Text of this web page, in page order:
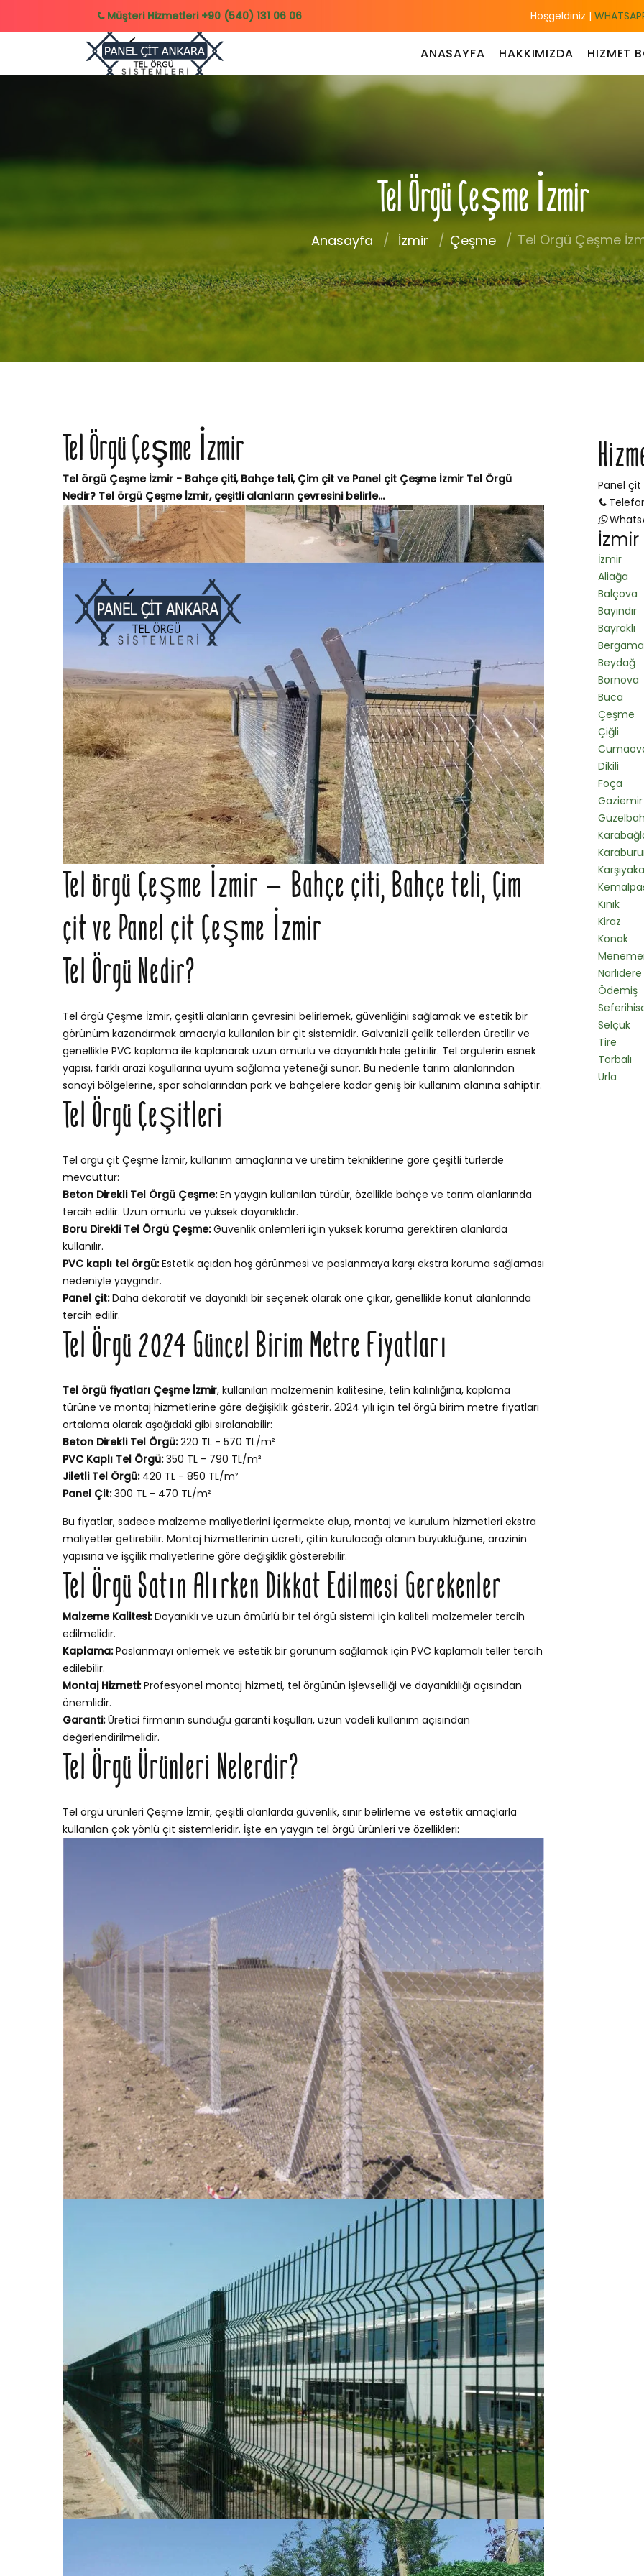
Müşteri Hizmetleri +90 (540) 131 06 06 Hoşgeldiniz |
ANASAYFA HAKKIMIZDA HIZMET
Tel Örgü Çeşme İzmir
Anasayfa İzmir Çeşme Tel Örgü Çeşme
Panel çit
İzmir
İzmir
Aliağa
Balçova
Bayındır
Bayraklı
Bergama
Beydağ
Bornova
Buca
Çeşme
Çiğli
Dikili
Foça
Gaziemir
Karşıyaka
Kınık
Kiraz
Konak
Narlıdere
Ödemiş
Selçuk
Tire
Torbalı
Urla
Tel Örgü Çeşme İzmir
Tel örgü Çeşme İzmir - Bahçe çiti, Bahçe teli, Çim çit ve Panel çit Çeşme İzmir Tel Örgü
Nedir? Tel örgü Çeşme İzmir, çeşitli alanların çevresini belirle...
Tel örgü Çeşme İzmir – Bahçe çiti, Bahçe teli, Çim
çit ve Panel çit Çeşme İzmir
Tel Örgü Nedir?
Tel örgü Çeşme İzmir, çeşitli alanların çevresini belirlemek, güvenliğini sağlamak ve estetik bir
görünüm kazandırmak amacıyla kullanılan bir çit sistemidir. Galvanizli çelik tellerden üretilir ve
genellikle PVC kaplama ile kaplanarak uzun ömürlü ve dayanıklı hale getirilir. Tel örgülerin esnek
yapısı, farklı arazi koşullarına uyum sağlama yeteneği sunar. Bu nedenle tarım alanlarından
sanayi bölgelerine, spor sahalarından park ve bahçelere kadar geniş bir kullanım alanına sahiptir.
Tel Örgü Çeşitleri
Tel örgü çit Çeşme İzmir, kullanım amaçlarına ve üretim tekniklerine göre çeşitli türlerde
mevcuttur:
Beton Direkli Tel Örgü Çeşme:En yaygın kullanılan türdür, özellikle bahçe ve tarım alanlarında
tercih edilir. Uzun ömürlü ve yüksek dayanıklıdır.
Boru Direkli Tel Örgü Çeşme:Güvenlik önlemleri için yüksek koruma gerektiren alanlarda
kullanılır.
PVC kaplı tel örgü:Estetik açıdan hoş görünmesi ve paslanmaya karşı ekstra koruma sağlaması
nedeniyle yaygındır.
Panel çit:Daha dekoratif ve dayanıklı bir seçenek olarak öne çıkar, genellikle konut alanlarında
tercih edilir.
Tel Örgü 2024 Güncel Birim Metre Fiyatları
Tel örgü fiyatları Çeşme İzmir, kullanılan malzemenin kalitesine, telin kalınlığına, kaplama
türüne ve montaj hizmetlerine göre değişiklik gösterir. 2024 yılı için tel örgü birim metre fiyatları
ortalama olarak aşağıdaki gibi sıralanabilir:
Beton Direkli Tel Örgü:220 TL - 570 TL/m²
PVC Kaplı Tel Örgü:350 TL - 790 TL/m²
Jiletli Tel Örgü:420 TL - 850 TL/m²
Panel Çit:300 TL - 470 TL/m²
Bu fiyatlar, sadece malzeme maliyetlerini içermekte olup, montaj ve kurulum hizmetleri ekstra
maliyetler getirebilir. Montaj hizmetlerinin ücreti, çitin kurulacağı alanın büyüklüğüne, arazinin
yapısına ve işçilik maliyetlerine göre değişiklik gösterebilir.
Tel Örgü Satın Alırken Dikkat Edilmesi Gerekenler
Malzeme Kalitesi:Dayanıklı ve uzun ömürlü bir tel örgü sistemi için kaliteli malzemeler tercih
edilmelidir.
Kaplama:Paslanmayı önlemek ve estetik bir görünüm sağlamak için PVC kaplamalı teller tercih
edilebilir.
Montaj Hizmeti:Profesyonel montaj hizmeti, tel örgünün işlevselliği ve dayanıklılığı açısından
önemlidir.
Garanti:Üretici firmanın sunduğu garanti koşulları, uzun vadeli kullanım açısından
değerlendirilmelidir.
Tel Örgü Ürünleri Nelerdir?
Tel örgü ürünleri Çeşme İzmir, çeşitli alanlarda güvenlik, sınır belirleme ve estetik amaçlarla
kullanılan çok yönlü çit sistemleridir. İşte en yaygın tel örgü ürünleri ve özellikleri: